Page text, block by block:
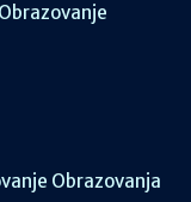
Obrazovanja